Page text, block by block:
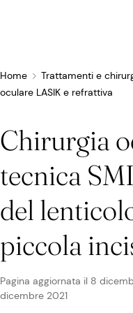
Tutti i disturbi
Correlati
Sindrome da
Infezioni e
Cura cosmetica
Anatomia
Oculisti
Colliri
Farmaci e
Rimedi
Terapia visiva
Chirurgia della
Lenti a contatto
Occhiali da vista
Occhiali da sole
Occhiali ad alte
Storie
Infografiche
Notizie
Newsletter
Disturbi e
Cura degli
Occhiali
Vista e
Home Trattamenti e
oculare LASIK e refrattiva
Chirurgia
tecnica
del
piccola
Pagina aggiornata il 8
dicembre 2021